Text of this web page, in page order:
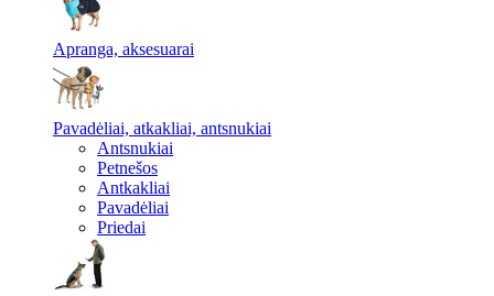
Apranga, aksesuarai
Pavadėliai, atkakliai, antsnukiai
Antsnukiai
Petnešos
Antkakliai
Pavadėliai
Priedai